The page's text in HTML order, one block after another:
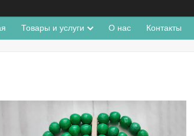
Товары и услуги О нас Контакты